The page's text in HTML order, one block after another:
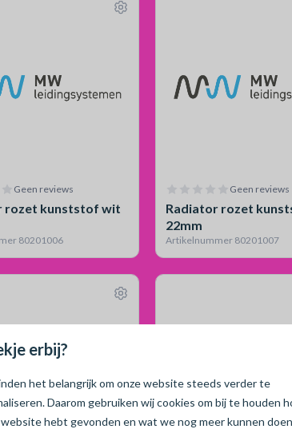
erbij?
het belangrijk om onze website steeds verder te
Daarom gebruiken wij cookies om bij te houden
hebt gevonden en wat we nog meer kunnen
Geen reviews
rozet kunststof wit
80201006
Geen reviews
Radiator rozet
22mm
Artikelnummer 80201007